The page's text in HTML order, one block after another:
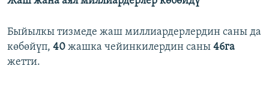
Быйылкы тизмеде жаш миллиардерлердин саны да
көбөйүп, 40 жашка чейинкилердин саны 46га
жетти.